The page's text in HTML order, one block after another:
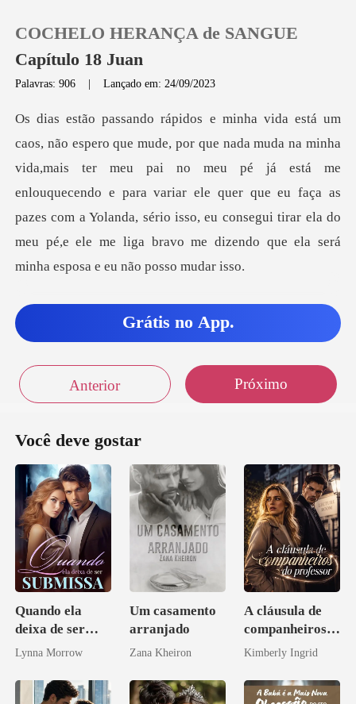
0
Loja
Baixar App
COCHELO HERANÇA de SANGUE
Capítulo 18 Juan
Palavras: 906 |Lançado em: 24/09/2023
ter meu pai no meu pé já está me
enlouquecendo e para variar ele quer que eu faça as
pazes com a Yolanda, sério isso
Grátis no App.
Anterior Próximo
Você deve gostar
Quando ela
deixa de ser
submissa
Lynna Morrow
Um casamento
arranjado
Zana Kheiron
A cláusula de
companheiros
do professor
Kimberly Ingrid